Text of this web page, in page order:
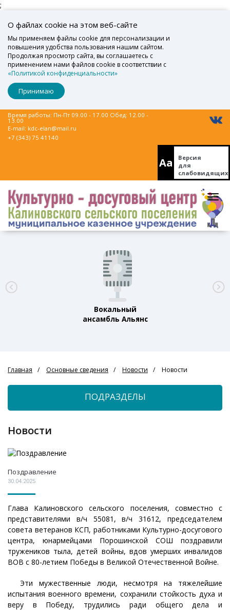
;
О файлах cookie на этом веб-сайте
Мы применяем файлы cookie для персонализации и
повышения удобства пользования нашим сайтом.
Продолжая просмотр сайта, вы соглашаетесь с
применением нами файлов cookie в соответствии с
«Политикой конфиденциальности»
Принимаю
Время работы: Пн-Пт 09.00 - 17.00 Обед: 12.00 -
13.00
E-mail: kdc-elan@mail.ru
+7 (343) 75 41140
Aa
Версия
для
слабовидящих
Вокальный
ансамбль Альянс
Главная Основные сведения Новости Новости
ПОДРАЗДЕЛЫ
Новости
Поздравление
30.04.2025
Глава Калиновского сельского поселения, совместно с
представителями в/ч 55081, в/ч 31612, председателем
совета ветеранов КСП, работниками Культурно-досугового
центра, юнармейцами Порошинской СОШ поздравили
тружеников тыла, детей войны, вдов умерших инвалидов
ВОВ с 80-летием Победы в Великой Отечественной Войне.
Эти мужественные люди, несмотря на тяжелейшие
испытания военного времени, сохранили стойкость духа и
веру в Победу, трудились ради общего дела и